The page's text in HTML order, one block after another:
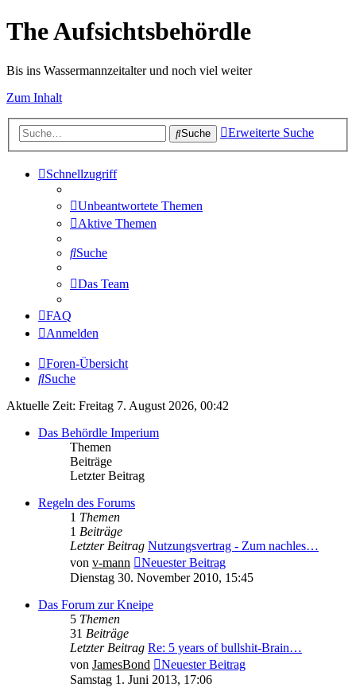
The Aufsichtsbehördle
Bis ins Wassermannzeitalter und noch viel weiter
Zum Inhalt
Suche Erweiterte Suche
Schnellzugriff
Unbeantwortete Themen
Aktive Themen
Suche
Das Team
FAQ
Anmelden
Foren-Übersicht
Suche
Aktuelle Zeit: Freitag 7. August 2026, 00:42
Das Behördle Imperium
Themen
Beiträge
Letzter Beitrag
Regeln des Forums
1 Themen
1 Beiträge
Letzter Beitrag Nutzungsvertrag - Zum nachles…
von v-mann
Neuester Beitrag
Dienstag 30. November 2010, 15:45
Das Forum zur Kneipe
5 Themen
31 Beiträge
Letzter Beitrag Re: 5 years of bullshit-Brain…
von JamesBond
Neuester Beitrag
Samstag 1. Juni 2013, 17:06